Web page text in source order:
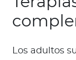
Los adultos